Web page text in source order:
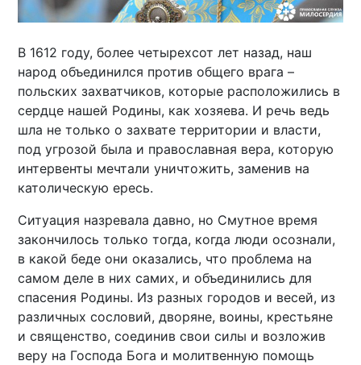
В 1612 году, более четырехсот лет назад, наш
народ объединился против общего врага –
польских захватчиков, которые расположились в
сердце нашей Родины, как хозяева. И речь ведь
шла не только о захвате территории и власти,
под угрозой была и православная вера, которую
интервенты мечтали уничтожить, заменив на
католическую ересь.
Ситуация назревала давно, но Смутное время
закончилось только тогда, когда люди осознали,
в какой беде они оказались, что проблема на
самом деле в них самих, и объединились для
спасения Родины. Из разных городов и весей, из
различных сословий, дворяне, воины, крестьяне
и священство, соединив свои силы и возложив
веру на Господа Бога и молитвенную помощь